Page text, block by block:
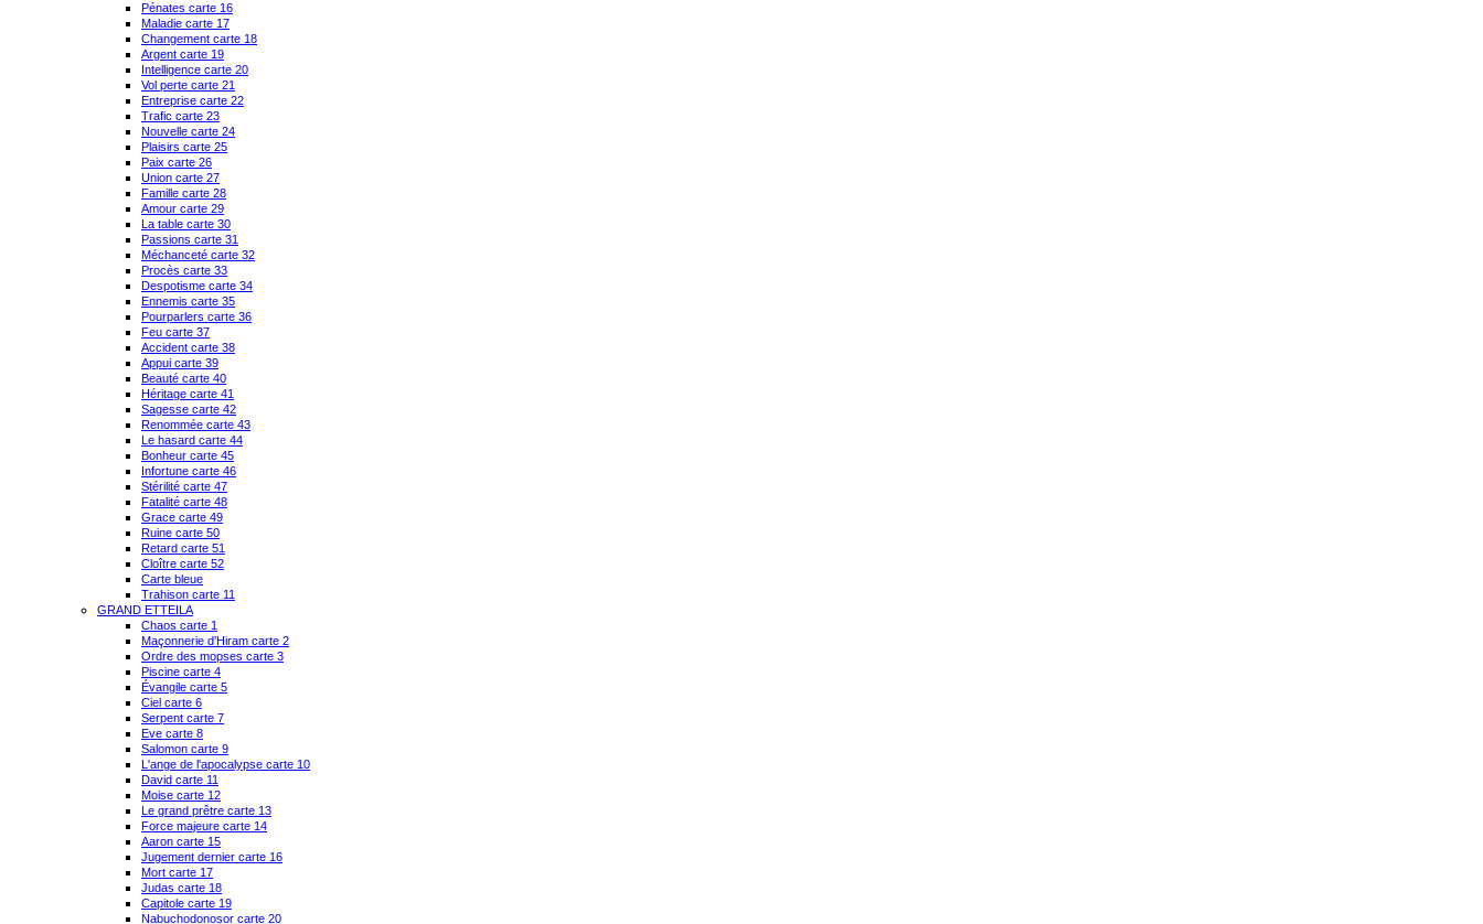
Pénates carte 16
Maladie carte 17
Changement carte 18
Argent carte 19
Intelligence carte 20
Vol perte carte 21
Entreprise carte 22
Trafic carte 23
Nouvelle carte 24
Plaisirs carte 25
Paix carte 26
Union carte 27
Famille carte 28
Amour carte 29
La table carte 30
Passions carte 31
Méchanceté carte 32
Procès carte 33
Despotisme carte 34
Ennemis carte 35
Pourparlers carte 36
Feu carte 37
Accident carte 38
Appui carte 39
Beauté carte 40
Héritage carte 41
Sagesse carte 42
Renommée carte 43
Le hasard carte 44
Bonheur carte 45
Infortune carte 46
Stérilité carte 47
Fatalité carte 48
Grace carte 49
Ruine carte 50
Retard carte 51
Cloître carte 52
Carte bleue
Trahison carte 11
GRAND ETTEILA
Chaos carte 1
Maçonnerie d'Hiram carte 2
Ordre des mopses carte 3
Piscine carte 4
Évangile carte 5
Ciel carte 6
Serpent carte 7
Eve carte 8
Salomon carte 9
L'ange de l'apocalypse carte 10
David carte 11
Moise carte 12
Le grand prêtre carte 13
Force majeure carte 14
Aaron carte 15
Jugement dernier carte 16
Mort carte 17
Judas carte 18
Capitole carte 19
Nabuchodonosor carte 20